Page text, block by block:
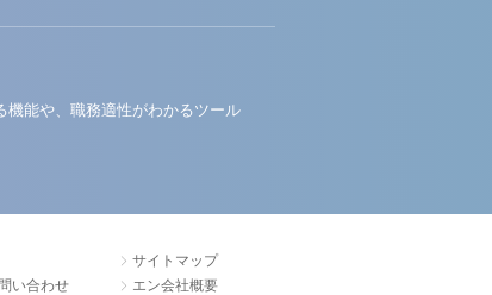
機能や、職務適性がわかるツール
い合わせ
サイトマップ
エン会社概要